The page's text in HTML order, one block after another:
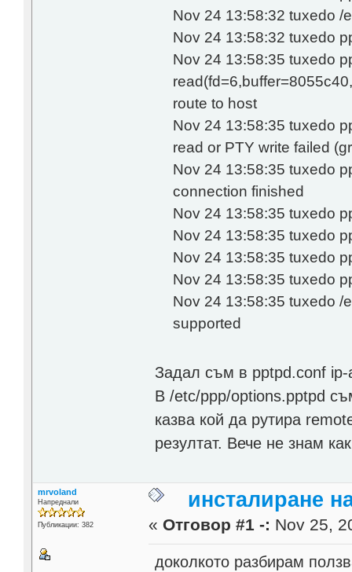
Nov 24 13:58:32 tuxedo /
Nov 24 13:58:32 tuxedo
Nov 24 13:58:35 tuxedo
route to host
Nov 24 13:58:35 tuxedo
read or PTY write failed
Nov 24 13:58:35 tuxedo
connection finished
Nov 24 13:58:35 tuxedo
Nov 24 13:58:35 tuxedo
Nov 24 13:58:35 tuxedo
Nov 24 13:58:35 tuxedo
Nov 24 13:58:35 tuxedo /
supported
Задал съм в pptpd.conf ip-
В /etc/ppp/options.pptpd
казва кой да рутира
резултат. Вече не знам
mrvoland
Напреднали
Публикации: 382
инсталиране
« Отговор #1 -: Nov 25,
доколкото разбирам